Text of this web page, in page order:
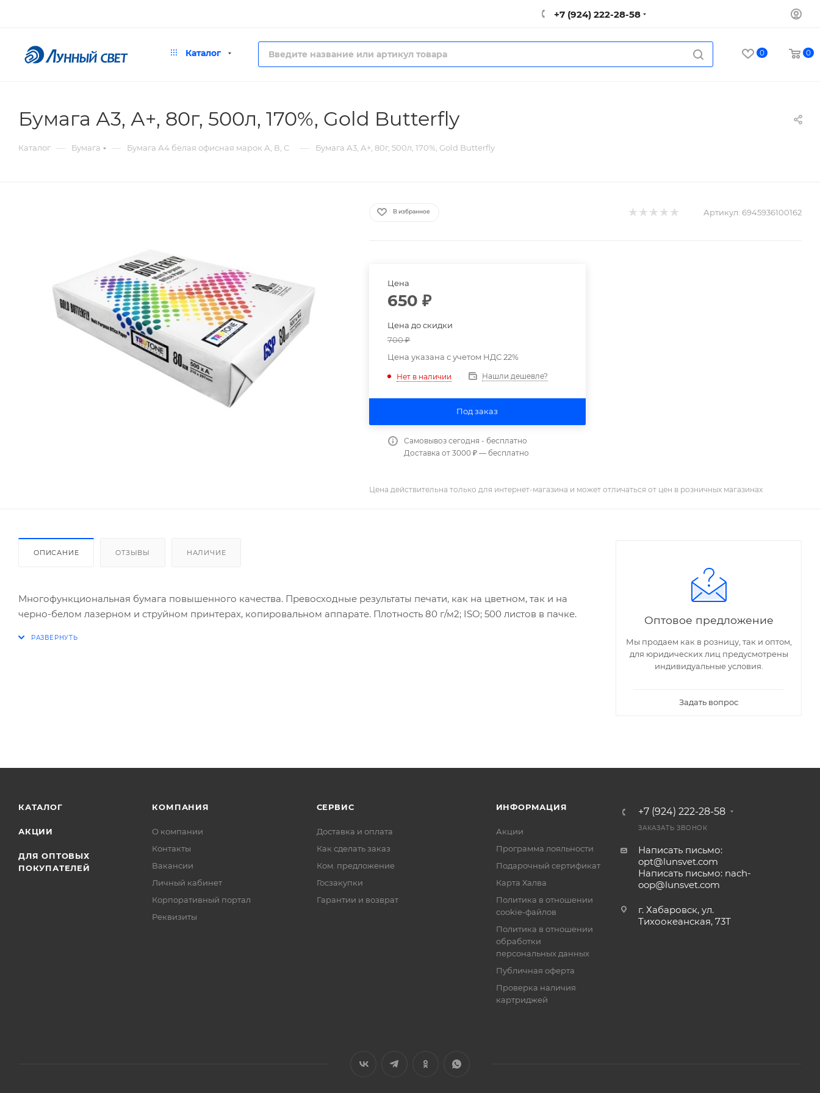
+7 (924) 222-28-58
Каталог 0 0
Бумага А3, А+, 80г, 500л, 170%, Gold Butterfly
Каталог — Бумага — Бумага А4 белая офисная марок А, В, С — Бумага А3, А+, 80г, 500л, 170%, Gold Butterfly
В избранное Артикул: 6945936100162
Цена
650 ₽
Цена до скидки
700₽
Цена указана с учетом НДС 22%
Нет в наличии Нашли дешевле?
Под заказ
Самовывоз сегодня - бесплатно
Доставка от 3000 ₽ — бесплатно
Цена действительна только для интернет-магазина и может отличаться от цен в розничных магазинах
ОПИСАНИЕ ОТЗЫВЫ НАЛИЧИЕ
Многофункциональная бумага повышенного качества. Превосходные результаты печати, как на цветном, так и на
черно-белом лазерном и струйном принтерах, копировальном аппарате. Плотность 80 г/м2; ISO; 500 листов в пачке.
Оптовое предложение
Мы продаем как в розницу, так и оптом,
для юридических лиц предусмотрены
индивидуальные условия.
Задать вопрос
КАТАЛОГ
АКЦИИ
ДЛЯ ОПТОВЫХ
ПОКУПАТЕЛЕЙ
КОМПАНИЯ
О компании
Контакты
Вакансии
Личный кабинет
Корпоративный портал
Реквизиты
СЕРВИС
Доставка и оплата
Как сделать заказ
Ком. предложение
Госзакупки
Гарантии и возврат
ИНФОРМАЦИЯ
Акции
Программа лояльности
Подарочный сертификат
Карта Халва
Политика в отношении
cookie-файлов
Политика в отношении
обработки
персональных данных
Публичная оферта
Проверка наличия
картриджей
+7 (924) 222-28-58
ЗАКАЗАТЬ ЗВОНОК
Написать письмо:
opt@lunsvet.com
Написать письмо: nach-
oop@lunsvet.com
г. Хабаровск, ул.
Тихоокеанская, 73Т